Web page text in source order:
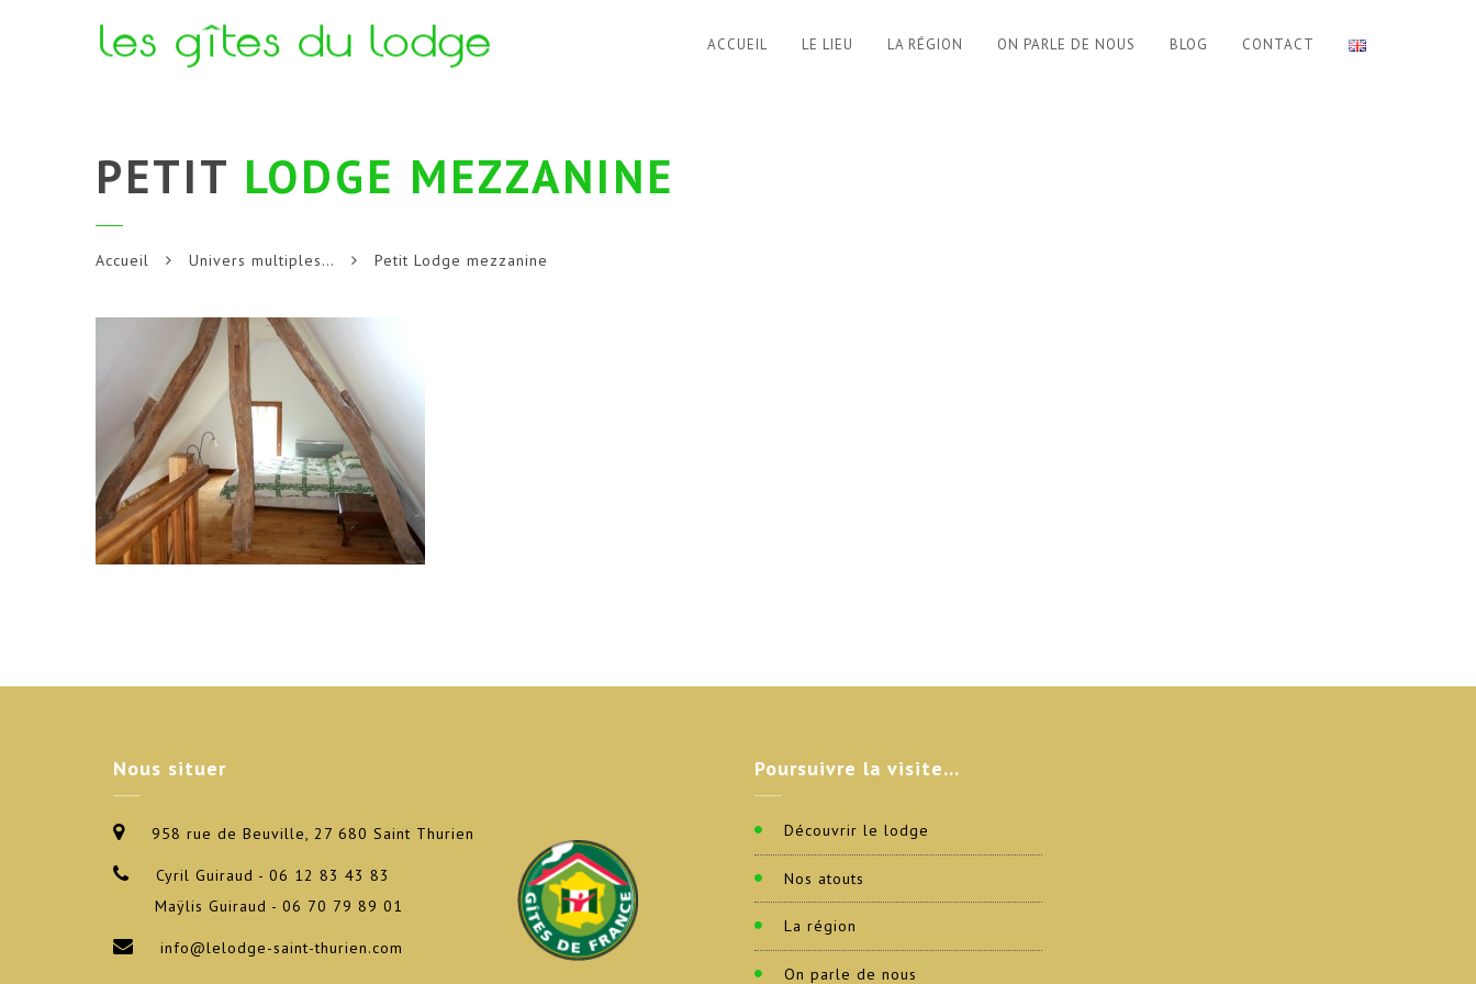
ACCUEIL LE LIEU LA RÉGION ON PARLE DE NOUS BLOG CONTACT
PETIT LODGE MEZZANINE
Accueil Univers multiples… Petit Lodge mezzanine
Nous situer
958 rue de Beuville, 27 680 Saint Thurien
Cyril Guiraud - 06 12 83 43 83
Maÿlis Guiraud - 06 70 79 89 01
info@lelodge-saint-thurien.com
Poursuivre la visite…
Découvrir le lodge
Nos atouts
La région
On parle de nous